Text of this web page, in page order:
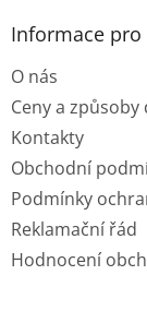
Informace pro
O nás
Ceny a
Kontakty
Obchodní
Podmínky
Reklamační řád
Hodnocení